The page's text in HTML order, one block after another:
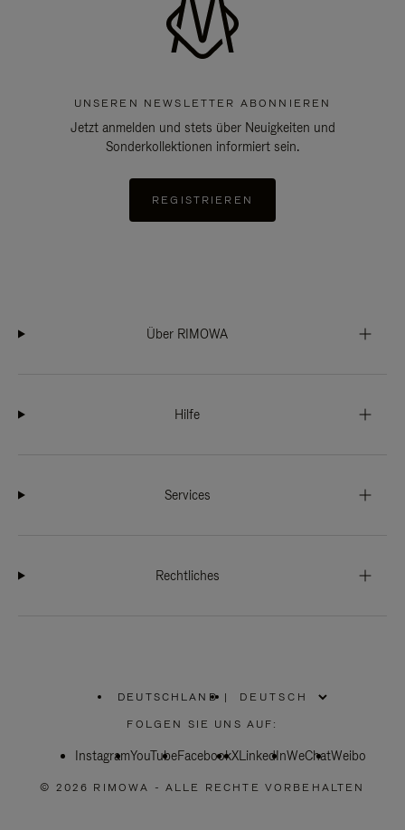
UNSEREN NEWSLETTER ABONNIEREN
Jetzt anmelden und stets über Neuigkeiten und
Sonderkollektionen informiert sein.
REGISTRIEREN
Über RIMOWA
Hilfe
Services
Rechtliches
DEUTSCHLAND
WÄHLEN
SIE
REGION
|
FOLGEN SIE UNS AUF:
InstagramYouTubeFacebookXLinkedInWeChatWeibo
© 2026 RIMOWA - ALLE RECHTE VORBEHALTEN